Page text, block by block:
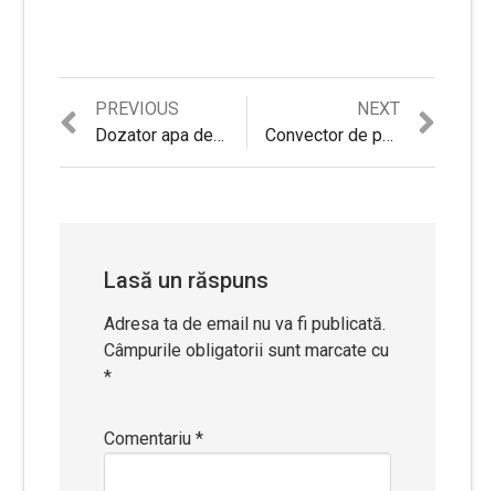
Navigare
PREVIOUS
Previous
post:
Dozator apa de podea electric Zass ZWD 11 E cu spatiu de depozitare, apa calda / apa rece Review si Pareri pertinente
NEXT
post:
Convector de perete TESY HEATECO CN03200EISW Review si Recomandari
Lasă un răspuns
Adresa ta de email nu va fi publicată.
Câmpurile obligatorii sunt marcate cu
*
Comentariu*